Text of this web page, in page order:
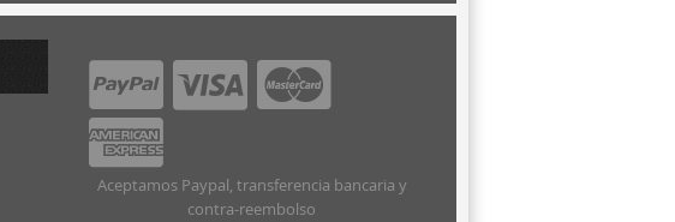
Aceptamos Paypal, transferencia bancaria y
contra-reembolso